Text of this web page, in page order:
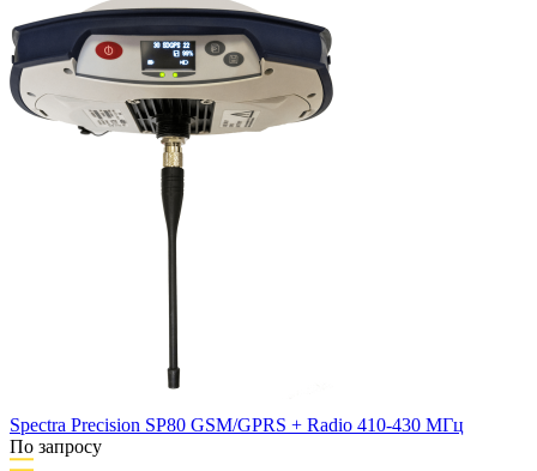
Spectra Precision SP80 GSM/GPRS + Radio 410-430 МГц
По запросу